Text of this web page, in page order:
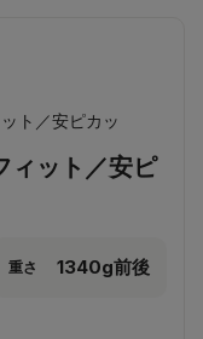
ィット／安ピ
重さ 1340g前後